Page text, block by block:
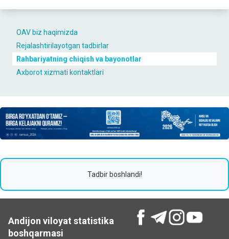
OAV biz haqimizda
Rejalashtirilayotgan tadbirlar
Rahbariyatning chiqish va bayonotlar
Axborot xizmati kontaktlari
Tadbir boshlandi!
Andijon viloyat statistika
boshqarmasi